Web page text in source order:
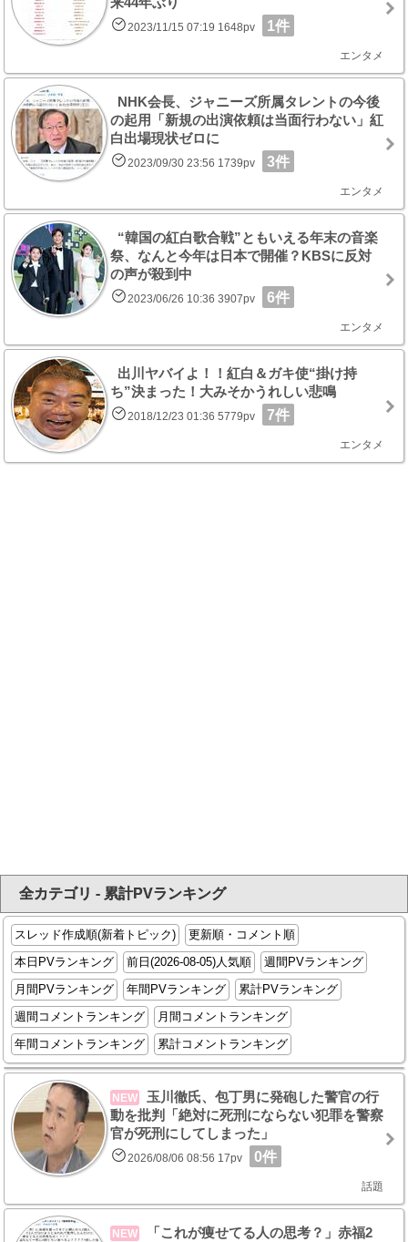
2023/11/15 07:19 1648pv 1件
エンタメ
NHK会長、ジャニーズ所属タレントの今後
の起用「新規の出演依頼は当面行わない」紅
白出場現状ゼロに
2023/09/30 23:56 1739pv 3件
エンタメ
“韓国の紅白歌合戦”ともいえる年末の音楽
祭、なんと今年は日本で開催？KBSに反対
の声が殺到中
2023/06/26 10:36 3907pv 6件
エンタメ
出川ヤバイよ！！紅白＆ガキ使“掛け持
ち”決まった！大みそかうれしい悲鳴
2018/12/23 01:36 5779pv 7件
エンタメ
全カテゴリ - 累計PVランキング
スレッド作成順(新着トピック)
更新順・コメント順
本日PVランキング
前日(2026-08-05)人気順
週間PVランキング
月間PVランキング
年間PVランキング
累計PVランキング
週間コメントランキング
月間コメントランキング
年間コメントランキング
累計コメントランキング
NEW
玉川徹氏、包丁男に発砲した警官の行
動を批判「絶対に死刑にならない犯罪を警察
官が死刑にしてしまった」
2026/08/06 08:56 17pv 0件
話題
NEW
「これが痩せてる人の思考？」赤福2